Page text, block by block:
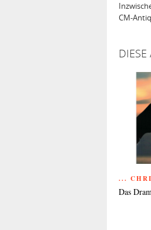
CM-
DIESE
...
Das